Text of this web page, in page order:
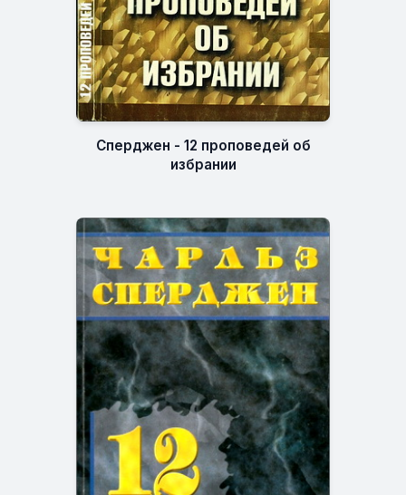
Сперджен - 12 проповедей об
избрании